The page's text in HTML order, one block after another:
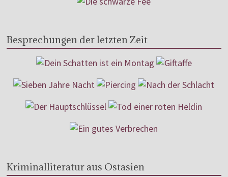
Besprechungen der letzten Zeit
Kriminalliteratur aus Ostasien